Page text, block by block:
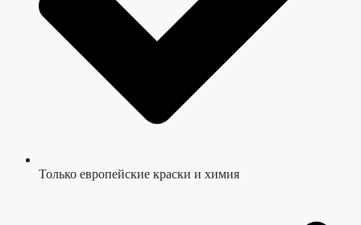
Только европейские краски и химия